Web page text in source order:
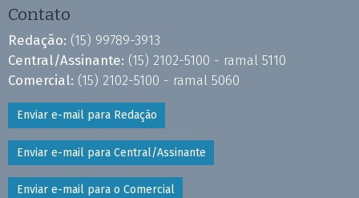
Contato
Redação: (15) 99789-3913
Central/Assinante: (15) 2102-5100 - ramal 5110
Comercial: (15) 2102-5100 - ramal 5060
Enviar e-mail para Redação
Enviar e-mail para Central/Assinante
Enviar e-mail para o Comercial